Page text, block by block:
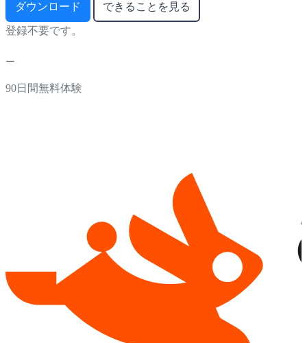
ダウンロード できることを見る
登録不要です。
90日間無料体験